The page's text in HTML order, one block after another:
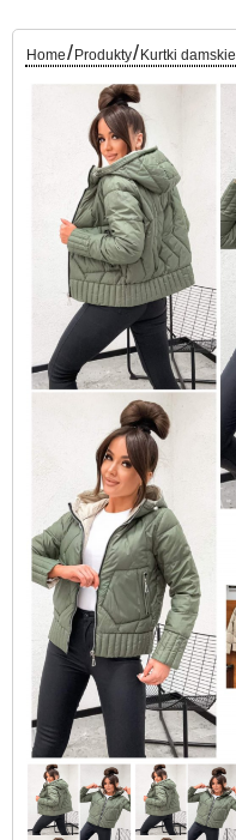
Home/ Produkty/ Kurtki damskie